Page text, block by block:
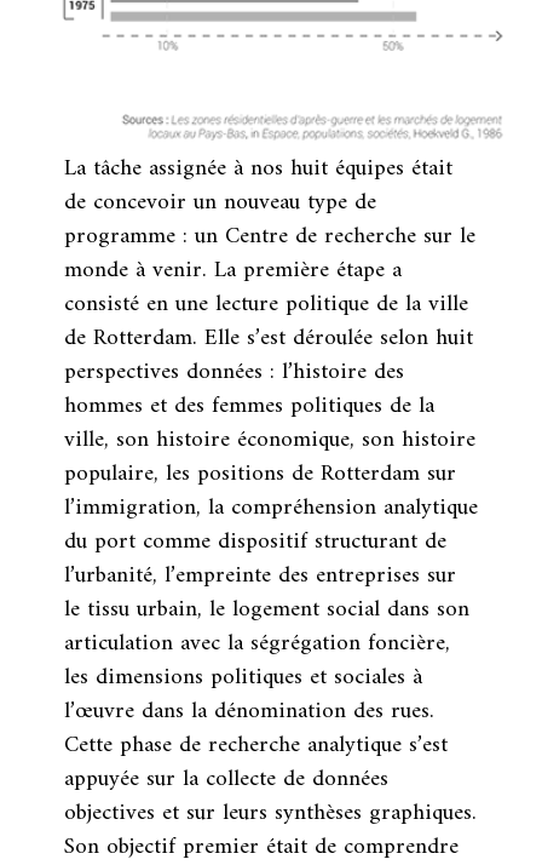
La tâche assignée à nos huit équipes était
de concevoir un nouveau type de
programme : un Centre de recherche sur le
monde à venir. La première étape a
consisté en une lecture politique de la ville
de Rotterdam. Elle s’est déroulée selon huit
perspectives données : l’histoire des
hommes et des femmes politiques de la
ville, son histoire économique, son histoire
populaire, les positions de Rotterdam sur
l’immigration, la compréhension analytique
du port comme dispositif structurant de
l’urbanité, l’empreinte des entreprises sur
le tissu urbain, le logement social dans son
articulation avec la ségrégation foncière,
les dimensions politiques et sociales à
l’œuvre dans la dénomination des rues.
Cette phase de recherche analytique s’est
appuyée sur la collecte de données
objectives et sur leurs synthèses graphiques.
Son objectif premier était de comprendre